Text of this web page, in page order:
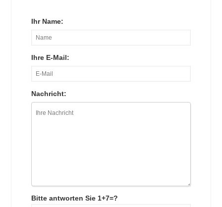
Ihr Name:
Ihre E-Mail:
Nachricht:
Bitte antworten Sie 1+7=?